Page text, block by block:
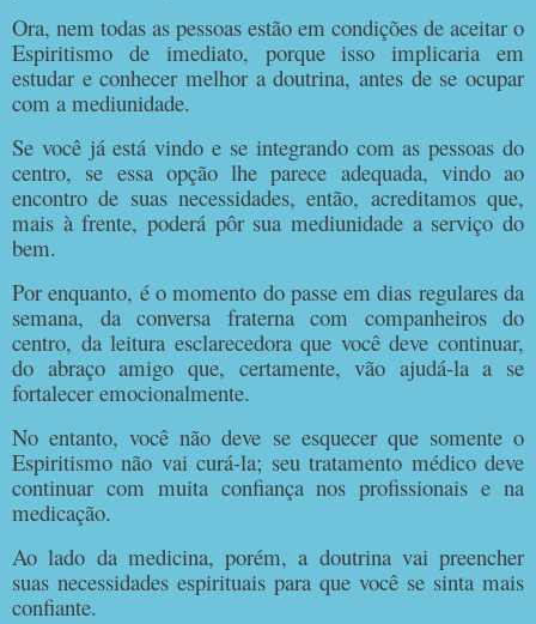
Ora, nem todas as pessoas estão em condições de aceitar o
Espiritismo de imediato, porque isso implicaria em
estudar e conhecer melhor a doutrina, antes de se ocupar
com a mediunidade.
Se você já está vindo e se integrando com as pessoas do
centro, se essa opção lhe parece adequada, vindo ao
encontro de suas necessidades, então, acreditamos que,
mais à frente, poderá pôr sua mediunidade a serviço do
bem.
Por enquanto, é o momento do passe em dias regulares da
semana, da conversa fraterna com companheiros do
centro, da leitura esclarecedora que você deve continuar,
do abraço amigo que, certamente, vão ajudá-la a se
fortalecer emocionalmente.
No entanto, você não deve se esquecer que somente o
Espiritismo não vai curá-la; seu tratamento médico deve
continuar com muita confiança nos profissionais e na
medicação.
Ao lado da medicina, porém, a doutrina vai preencher
suas necessidades espirituais para que você se sinta mais
confiante.